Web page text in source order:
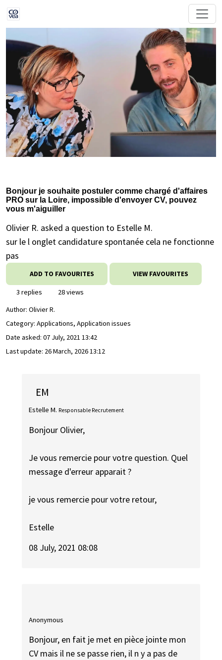
Bonjour je souhaite postuler comme chargé d'affaires
PRO sur la Loire, impossible d'envoyer CV, pouvez
vous m'aiguiller
Olivier R. asked a question to Estelle M.
sur le l onglet candidature spontanée cela ne fonctionne
pas
ADD TO FAVOURITES VIEW FAVOURITES
3 replies
28 views
Author: Olivier R.
Category: Applications, Application issues
Date asked: 07 July, 2021 13:42
Last update: 26 March, 2026 13:12
EM
Estelle M. Responsable Recrutement
Bonjour Olivier,
Je vous remercie pour votre question. Quel
message d'erreur apparait ?
je vous remercie pour votre retour,
Estelle
08 July, 2021 08:08
Anonymous
Bonjour, en fait je met en pièce jointe mon
CV mais il ne se passe rien, il n y a pas de